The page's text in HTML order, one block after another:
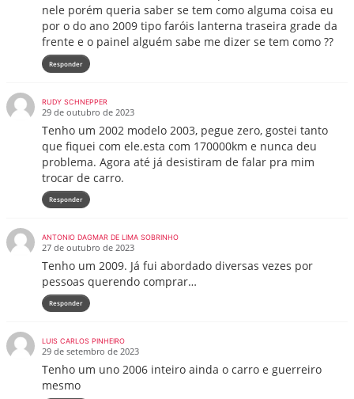
nele porém queria saber se tem como alguma coisa eu
por o do ano 2009 tipo faróis lanterna traseira grade da
frente e o painel alguém sabe me dizer se tem como ??
Responder
RUDY SCHNEPPER
29 de outubro de 2023
Tenho um 2002 modelo 2003, pegue zero, gostei tanto
que fiquei com ele.esta com 170000km e nunca deu
problema. Agora até já desistiram de falar pra mim
trocar de carro.
Responder
ANTONIO DAGMAR DE LIMA SOBRINHO
27 de outubro de 2023
Tenho um 2009. Já fui abordado diversas vezes por
pessoas querendo comprar…
Responder
LUIS CARLOS PINHEIRO
29 de setembro de 2023
Tenho um uno 2006 inteiro ainda o carro e guerreiro
mesmo